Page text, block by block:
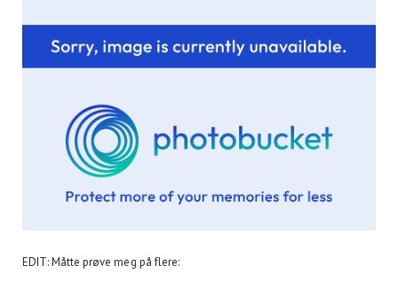
EDIT: Måtte prøve meg på flere: